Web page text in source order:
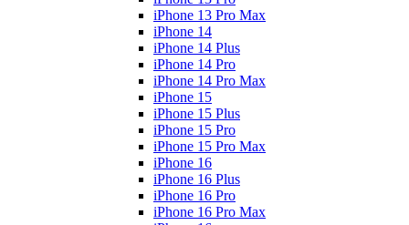
iPhone 13 Pro Max
iPhone 14
iPhone 14 Plus
iPhone 14 Pro
iPhone 14 Pro Max
iPhone 15
iPhone 15 Plus
iPhone 15 Pro
iPhone 15 Pro Max
iPhone 16
iPhone 16 Plus
iPhone 16 Pro
iPhone 16 Pro Max